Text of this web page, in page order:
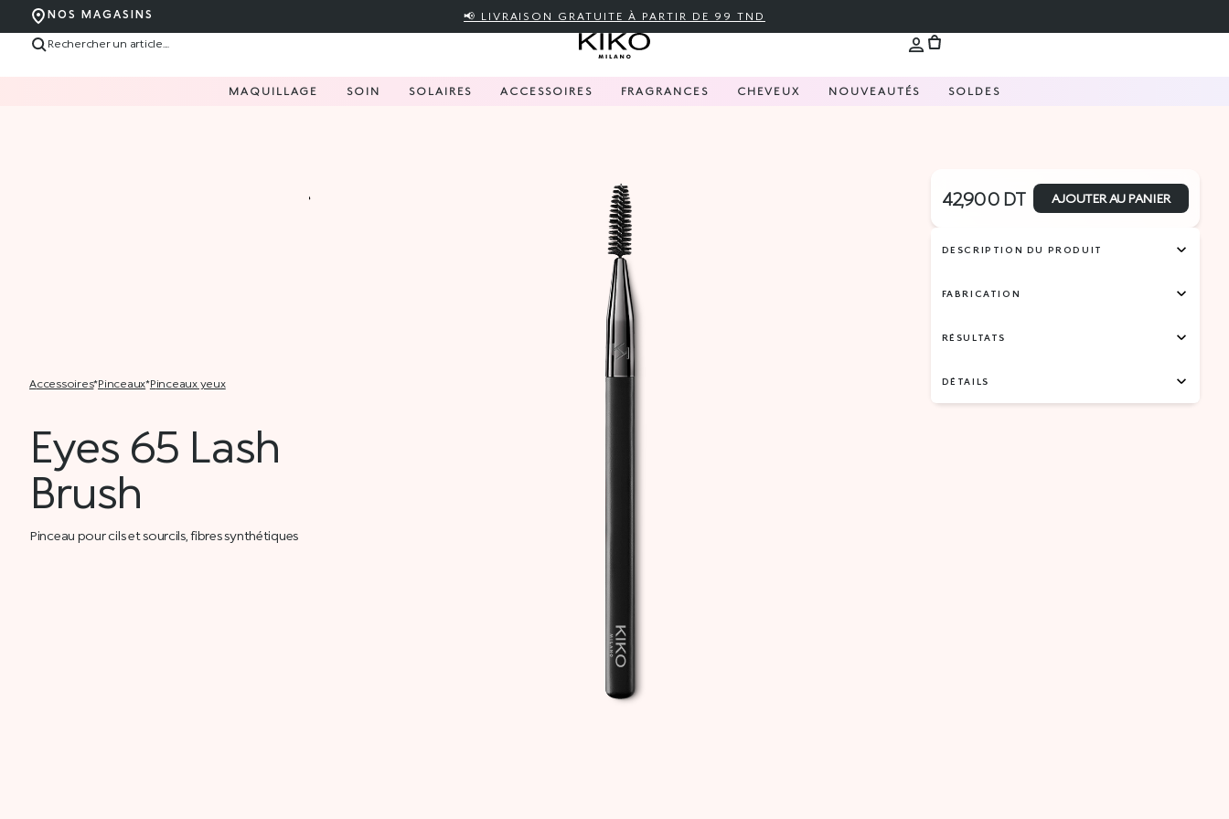
NOS MAGASINS 📢 LIVRAISON GRATUITE À PARTIR DE 99 TND
MAQUILLAGE SOIN SOLAIRES ACCESSOIRES FRAGRANCES CHEVEUX NOUVEAUTÉS SOLDES
accessoires* pinceaux* pinceaux yeux
Eyes 65 Lash
Brush
Pinceau pour cils et sourcils, fibres synthétiques
42,900 DT AJOUTER AU PANIER
DESCRIPTION DU PRODUIT
FABRICATION
RÉSULTATS
DÉTAILS